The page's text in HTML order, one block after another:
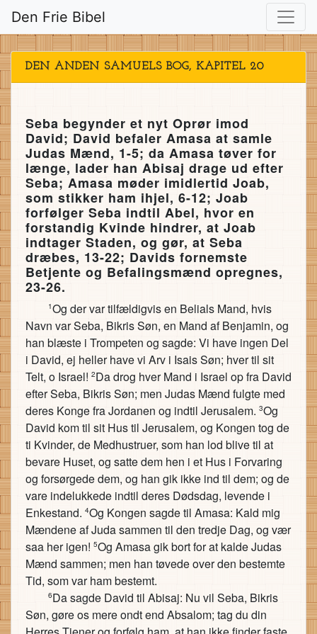
Den Frie Bibel
DEN ANDEN SAMUELS BOG, KAPITEL 20
Seba begynder et nyt Oprør imod
David; David befaler Amasa at samle
Judas Mænd, 1-5; da Amasa tøver for
længe, lader han Abisaj drage ud efter
Seba; Amasa møder imidlertid Joab,
som stikker ham ihjel, 6-12; Joab
forfølger Seba indtil Abel, hvor en
forstandig Kvinde hindrer, at Joab
indtager Staden, og gør, at Seba
dræbes, 13-22; Davids fornemste
Betjente og Befalingsmænd opregnes,
23-26.
1Og der var tilfældigvis en Belials Mand, hvis
Navn var Seba, Bikris Søn, en Mand af Benjamin, og
han blæste i Trompeten og sagde: Vi have ingen Del
i David, ej heller have vi Arv i Isais Søn; hver til sit
Telt, o Israel! 2Da drog hver Mand i Israel op fra David
efter Seba, Bikris Søn; men Judas Mænd fulgte med
deres Konge fra Jordanen og indtil Jerusalem. 3Og
David kom til sit Hus til Jerusalem, og Kongen tog de
ti Kvinder, de Medhustruer, som han lod blive til at
bevare Huset, og satte dem hen i et Hus i Forvaring
og forsørgede dem, og han gik ikke ind til dem; og de
vare indelukkede indtil deres Dødsdag, levende i
Enkestand. 4Og Kongen sagde til Amasa: Kald mig
Mændene af Juda sammen til den tredje Dag, og vær
saa her igen! 5Og Amasa gik bort for at kalde Judas
Mænd sammen; men han tøvede over den bestemte
Tid, som var ham bestemt.
6Da sagde David til Abisaj: Nu vil Seba, Bikris
Søn, gøre os mere ondt end Absalom; tag du din